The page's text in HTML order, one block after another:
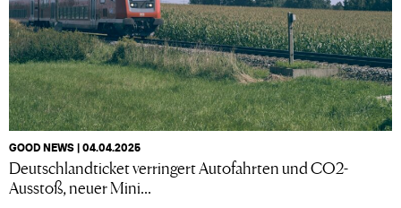
GOOD NEWS | 04.04.2025
Deutschlandticket verringert Autofahrten und CO2-
Ausstoß, neuer Mini...